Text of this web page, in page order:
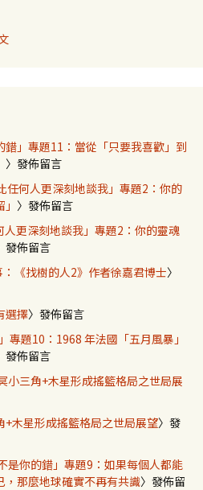
錯」專題11：當從「只要我喜歡」到
〉發佈留言
任何人更深刻地談我」專題2：你的
〉發佈留言
人更深刻地談我」專題2：你的靈魂
發佈留言
《找樹的人2》作者徐嘉君博士〉
選擇〉發佈留言
專題10：1968 年法國「五月風暴」
發佈留言
小三角+木星形成搖籃格局之世局展
+木星形成搖籃格局之世局展望〉發
不是你的錯」專題9：如果每個人都能
，那麼地球確實不再有共識〉發佈留